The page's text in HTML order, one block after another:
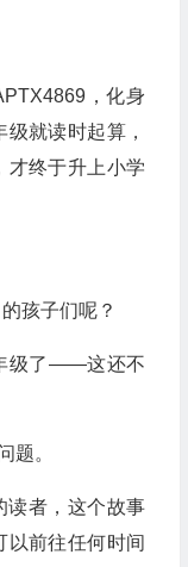
，化身
就读时起算，
才终于升上小学
孩子们呢？
级了——这还不
题。
读者，这个故事
以前往任何时间